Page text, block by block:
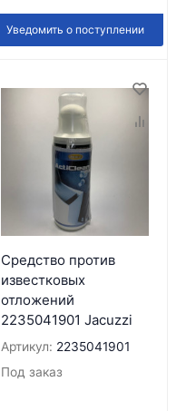
Уведомить о поступлении
Средство против
известковых
отложений
2235041901 Jacuzzi
Артикул: 2235041901
Под заказ